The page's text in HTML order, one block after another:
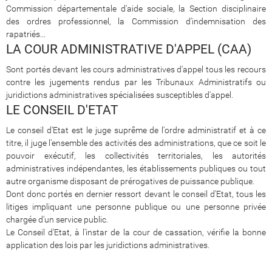
Commission départementale d'aide sociale, la Section disciplinaire
des ordres professionnel, la Commission d'indemnisation des
rapatriés...
LA COUR ADMINISTRATIVE D'APPEL (CAA)
Sont portés devant les cours administratives d'appel tous les recours
contre les jugements rendus par les Tribunaux Administratifs ou
juridictions administratives spécialisées susceptibles d'appel.
LE CONSEIL D'ETAT
Le conseil d'Etat est le juge suprême de l'ordre administratif et à ce
titre, il juge l'ensemble des activités des administrations, que ce soit le
pouvoir exécutif, les collectivités territoriales, les autorités
administratives indépendantes, les établissements publiques ou tout
autre organisme disposant de prérogatives de puissance publique.
Dont donc portés en dernier ressort devant le conseil d'Etat, tous les
litiges impliquant une personne publique ou une personne privée
chargée d'un service public.
Le Conseil d'Etat, à l'instar de la cour de cassation, vérifie la bonne
application des lois par les juridictions administratives.